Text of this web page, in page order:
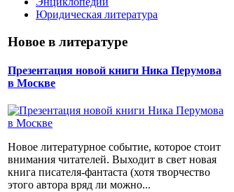
Юридическая литература
Новое в литературе
Презентация новой книги Ника Перумова
в Москве
Новое литературное событие, которое стоит
внимания читателей. Выходит в свет новая
книга писателя-фантаста (хотя творчество
этого автора вряд ли можно...